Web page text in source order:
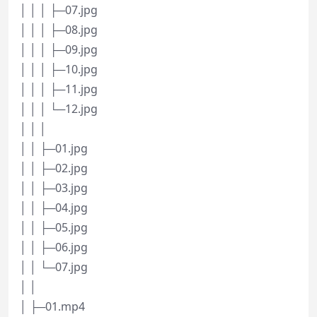
│ │ │ ├─07.jpg
│ │ │ ├─08.jpg
│ │ │ ├─09.jpg
│ │ │ ├─10.jpg
│ │ │ ├─11.jpg
│ │ │ └─12.jpg
│ │ ├─01.jpg
│ │ ├─02.jpg
│ │ ├─03.jpg
│ │ ├─04.jpg
│ │ ├─05.jpg
│ │ ├─06.jpg
│ │ └─07.jpg
│ ├─01.mp4